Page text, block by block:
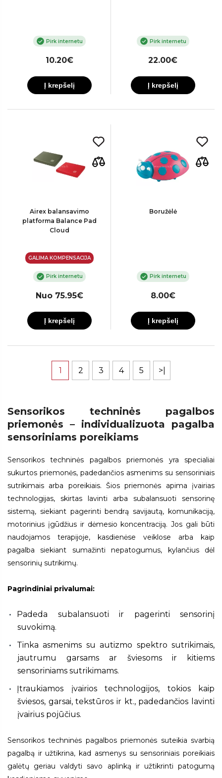
Pirk internetu
10.20€
Į krepšelį
Pirk internetu
22.00€
Į krepšelį
Airex balansavimo
platforma Balance Pad
Cloud
GALIMA KOMPENSACIJA
Pirk internetu
Nuo 75.95€
Į krepšelį
Boružėlė
Pirk internetu
8.00€
Į krepšelį
1 2 3 4 5 >|
Sensorikos techninės pagalbos
priemonės – individualizuota pagalba
sensoriniams poreikiams
Sensorikos techninės pagalbos priemonės yra specialiai
sukurtos priemonės, padedančios asmenims su sensoriniais
sutrikimais arba poreikiais. Šios priemonės apima įvairias
technologijas, skirtas lavinti arba subalansuoti sensorinę
sistemą, siekiant pagerinti bendrą savijautą, komunikaciją,
motorinius įgūdžius ir dėmesio koncentraciją. Jos gali būti
naudojamos terapijoje, kasdienėse veiklose arba kaip
pagalba siekiant sumažinti nepatogumus, kylančius dėl
sensorinių sutrikimų.
Pagrindiniai privalumai:
Padeda subalansuoti ir pagerinti sensorinį
suvokimą.
Tinka asmenims su autizmo spektro sutrikimais,
jautrumu garsams ar šviesoms ir kitiems
sensoriniams sutrikimams.
Įtraukiamos įvairios technologijos, tokios kaip
šviesos, garsai, tekstūros ir kt., padedančios lavinti
įvairius pojūčius.
Sensorikos techninės pagalbos priemonės suteikia svarbią
pagalbą ir užtikrina, kad asmenys su sensoriniais poreikiais
galėtų geriau valdyti savo aplinką ir užtikrinti patogumą